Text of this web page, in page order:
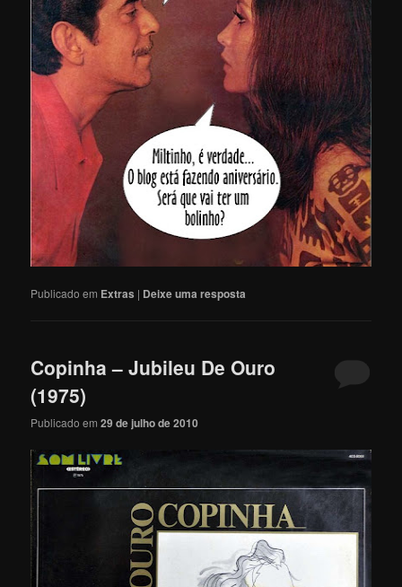
Publicado em Extras | Deixe uma resposta
Copinha – Jubileu De Ouro
(1975)
Publicado em29 de julho de 2010